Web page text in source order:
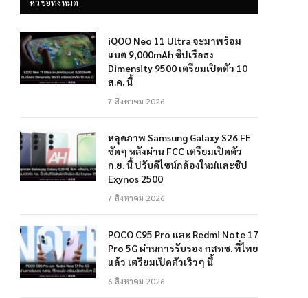
หัวข้อทั้งหมด
iQOO Neo 11 Ultra จะมาพร้อม
แบต 9,000mAh ชิปเรือธง
Dimensity 9500 เตรียมเปิดตัว 10
ส.ค. นี้
7 สิงหาคม 2026
หลุดภาพ Samsung Galaxy S26 FE
ชัดๆ หลังผ่าน FCC เตรียมเปิดตัว
ก.ย. นี้ ปรับดีไซน์กล้องใหม่และชิป
Exynos 2500
7 สิงหาคม 2026
POCO C95 Pro และ Redmi Note 17
Pro 5G ผ่านการรับรอง กสทช. ที่ไทย
แล้ว เตรียมเปิดตัวเร็วๆ นี้
6 สิงหาคม 2026